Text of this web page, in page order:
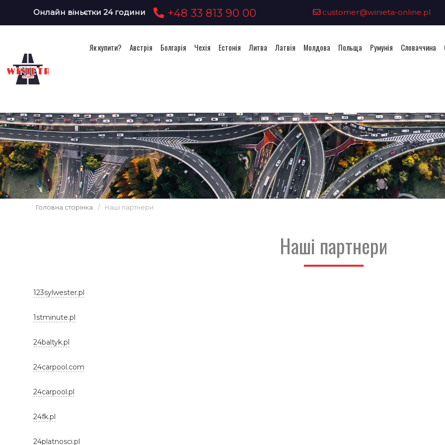
Онлайн віньєтки 24 години +48 33 813 90 00 customer@winieta-online.pl
Як купити? Австрія Болгарія Чехія Естонія Литва Латвія Молдова Польща Румунія Словаччина
Головна сторінка / Наші партнери
Наші партнери
123sylwester.pl
1stminute.pl
24baltyk.pl
24carpool.com
24carpool.pl
24fk.pl
24platnosci.pl